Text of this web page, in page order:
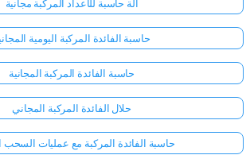
آلة حاسبة للأعداد المركبة مجانية
حاسبة الفائدة المركبة اليومية
حاسبة الفائدة المركبة المجانية
حلال الفائدة المركبة المجاني
حاسبة الفائدة المركبة مع عمليات السحب